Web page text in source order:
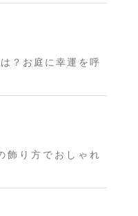
？お庭に幸運を呼
飾り方でおしゃれ